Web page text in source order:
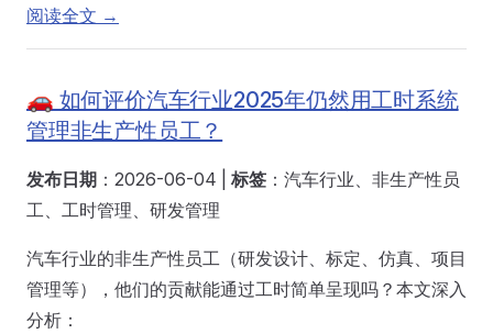
阅读全文 →
🚗 如何评价汽车行业2025年仍然用工时系统
管理非生产性员工？
发布日期 ：2026-06-04 | 标签 ：汽车行业、非生产性员
工、工时管理、研发管理
汽车行业的非生产性员工（研发设计、标定、仿真、项目
管理等），他们的贡献能通过工时简单呈现吗？本文深入
分析：